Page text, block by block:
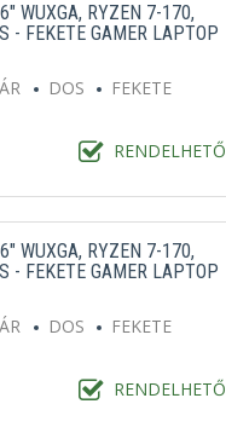
WUXGA, RYZEN 7-170,
- FEKETE GAMER LAPTOP
DOS FEKETE
RENDELHETŐ
WUXGA, RYZEN 7-170,
- FEKETE GAMER LAPTOP
DOS FEKETE
RENDELHETŐ